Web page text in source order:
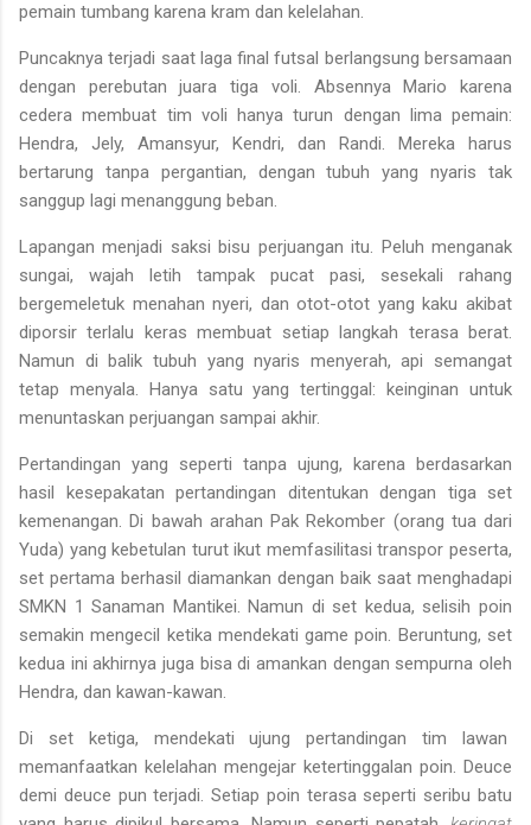
pemain tumbang karena kram dan kelelahan.
Puncaknya terjadi saat laga final futsal berlangsung bersamaan
dengan perebutan juara tiga voli. Absennya Mario karena
cedera membuat tim voli hanya turun dengan lima pemain:
Hendra, Jely, Amansyur, Kendri, dan Randi. Mereka harus
bertarung tanpa pergantian, dengan tubuh yang nyaris tak
sanggup lagi menanggung beban.
Lapangan menjadi saksi bisu perjuangan itu. Peluh menganak
sungai, wajah letih tampak pucat pasi, sesekali rahang
bergemeletuk menahan nyeri, dan otot-otot yang kaku akibat
diporsir terlalu keras membuat setiap langkah terasa berat.
Namun di balik tubuh yang nyaris menyerah, api semangat
tetap menyala. Hanya satu yang tertinggal: keinginan untuk
menuntaskan perjuangan sampai akhir.
Pertandingan yang seperti tanpa ujung, karena berdasarkan
hasil kesepakatan pertandingan ditentukan dengan tiga set
kemenangan. Di bawah arahan Pak Rekomber (orang tua dari
Yuda) yang kebetulan turut ikut memfasilitasi transpor peserta,
set pertama berhasil diamankan dengan baik saat menghadapi
SMKN 1 Sanaman Mantikei. Namun di set kedua, selisih poin
semakin mengecil ketika mendekati game poin. Beruntung, set
kedua ini akhirnya juga bisa di amankan dengan sempurna oleh
Hendra, dan kawan-kawan.
Di set ketiga, mendekati ujung pertandingan tim lawan
memanfaatkan kelelahan mengejar ketertinggalan poin. Deuce
demi deuce pun terjadi. Setiap poin terasa seperti seribu batu